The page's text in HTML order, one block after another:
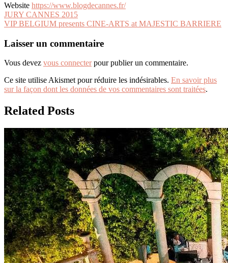
Website https://www.blogdecannes.fr/
Navigation
de
l’article
JURY CANNES 2015
VIP BELGIUM presents CINE-ARTS at MAJESTIC BARRIERE
Laisser un commentaire
Vous devez vous connecterpour publier un commentaire.
Ce site utilise Akismet pour réduire les indésirables. En savoir plus
sur la façon dont les données de vos commentaires sont traitées.
Related Posts